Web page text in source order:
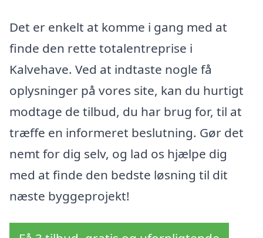
Det er enkelt at komme i gang med at
finde den rette totalentreprise i
Kalvehave. Ved at indtaste nogle få
oplysninger på vores site, kan du hurtigt
modtage de tilbud, du har brug for, til at
træffe en informeret beslutning. Gør det
nemt for dig selv, og lad os hjælpe dig
med at finde den bedste løsning til dit
næste byggeprojekt!